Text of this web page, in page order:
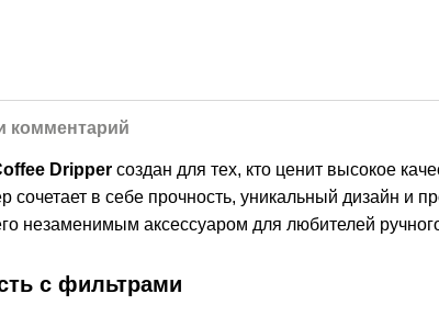
комментарий
Dripper создан для тех, кто ценит высокое
сочетает в себе прочность, уникальный дизайн и
незаменимым аксессуаром для любителей
с фильтрами